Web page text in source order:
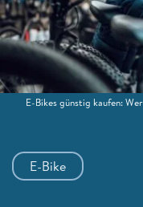
E-Bike
E-Bikes günstig kaufen: